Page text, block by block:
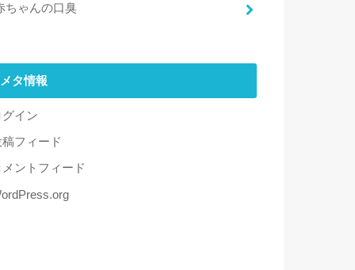
ちゃんの口臭
メタ情報
グイン
稿フィード
メントフィード